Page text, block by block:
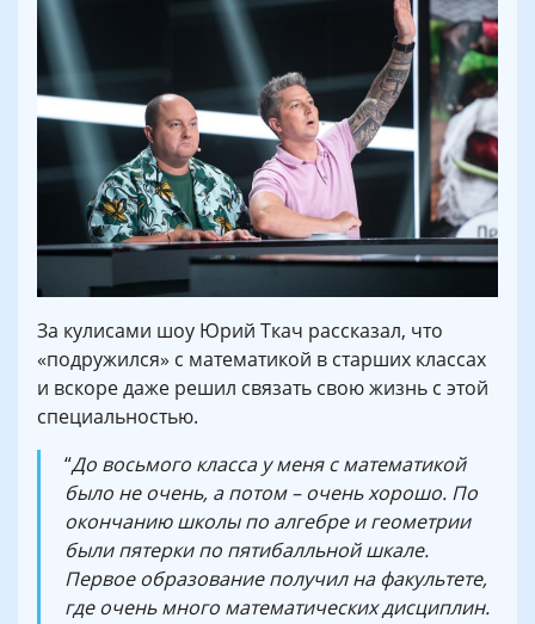
За кулисами шоу Юрий Ткач рассказал, что
«подружился» с математикой в старших классах
и вскоре даже решил связать свою жизнь с этой
специальностью.
“До восьмого класса у меня с математикой
было не очень, а потом – очень хорошо. По
окончанию школы по алгебре и геометрии
были пятерки по пятибалльной шкале.
Первое образование получил на факультете,
где очень много математических дисциплин.